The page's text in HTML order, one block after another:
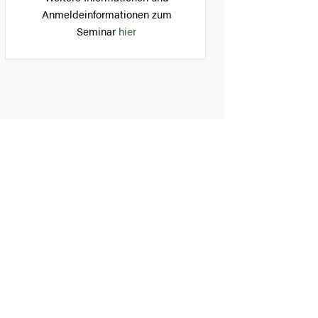
Anmeldeinformationen zum
Seminar hier